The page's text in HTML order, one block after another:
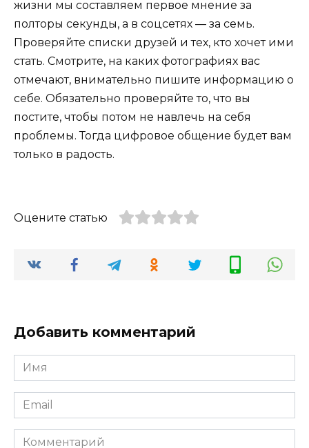
жизни мы составляем первое мнение за
полторы секунды, а в соцсетях — за семь.
Проверяйте списки друзей и тех, кто хочет ими
стать. Смотрите, на каких фотографиях вас
отмечают, внимательно пишите информацию о
себе. Обязательно проверяйте то, что вы
постите, чтобы потом не навлечь на себя
проблемы. Тогда цифровое общение будет вам
только в радость.
Оцените статью
Добавить комментарий
Имя
*
Email
*
Комментарий